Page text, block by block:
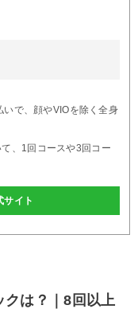
で、顔やVIOを除く全身
、1回コースや3回コー
サイト
は？｜8回以上